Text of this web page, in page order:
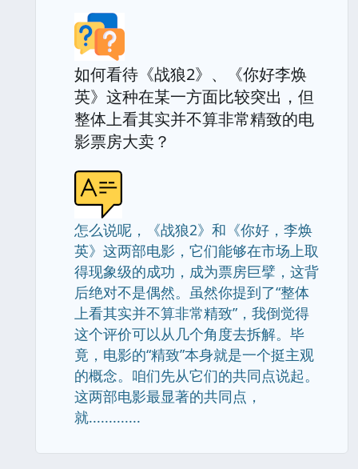
如何看待《战狼2》、《你好李焕
英》这种在某一方面比较突出，但
整体上看其实并不算非常精致的电
影票房大卖？
怎么说呢，《战狼2》和《你好，李焕
英》这两部电影，它们能够在市场上取
得现象级的成功，成为票房巨擘，这背
后绝对不是偶然。虽然你提到了“整体
上看其实并不算非常精致”，我倒觉得
这个评价可以从几个角度去拆解。毕
竟，电影的“精致”本身就是一个挺主观
的概念。咱们先从它们的共同点说起。
这两部电影最显著的共同点，
就.............